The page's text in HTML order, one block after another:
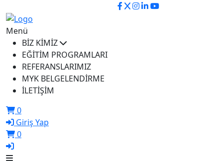
Menü
BİZ KİMİZ
EĞİTİM PROGRAMLARI
REFERANSLARIMIZ
MYK BELGELENDİRME
İLETİŞİM
0
Giriş Yap
0